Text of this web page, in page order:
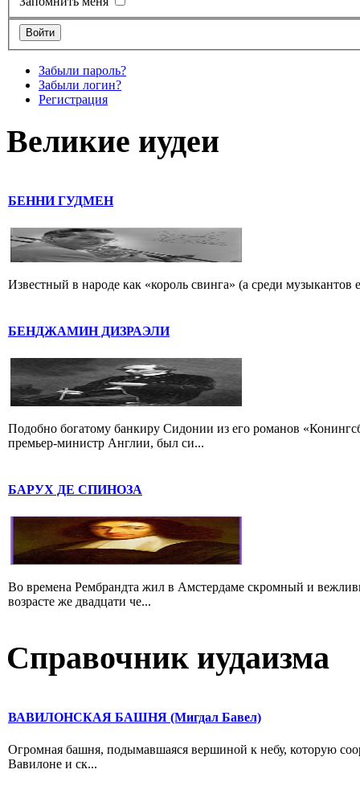
Забыли пароль?
Забыли логин?
Регистрация
Великие иудеи
БЕННИ ГУДМЕН
Известный в народе как «король свинга» (а среди
БЕНДЖАМИН ДИЗРАЭЛИ
Подобно богатому банкиру Сидонии из его романов
премьер-министр Англии, был си...
БАРУХ ДЕ СПИНОЗА
Во времена Рембрандта жил в Амстердаме скромный и
возрасте же двадцати че...
Справочник иудаизма
ВАВИЛОНСКАЯ БАШНЯ (Мигдал Бавел)
Огромная башня, подымавшаяся вершиной к небу, которую
Вавилоне и ск...